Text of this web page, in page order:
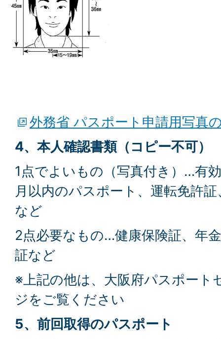
外務省 パスポート申請用写真
4、本人確認書類（コピー不可）
1点でよいもの（写真付き）…有
月以内のパスポート、運転免許
など
2点必要なもの…健康保険証、年
証など
※上記の他は、大阪府パスポート
ジをご覧ください
5、前回取得のパスポート